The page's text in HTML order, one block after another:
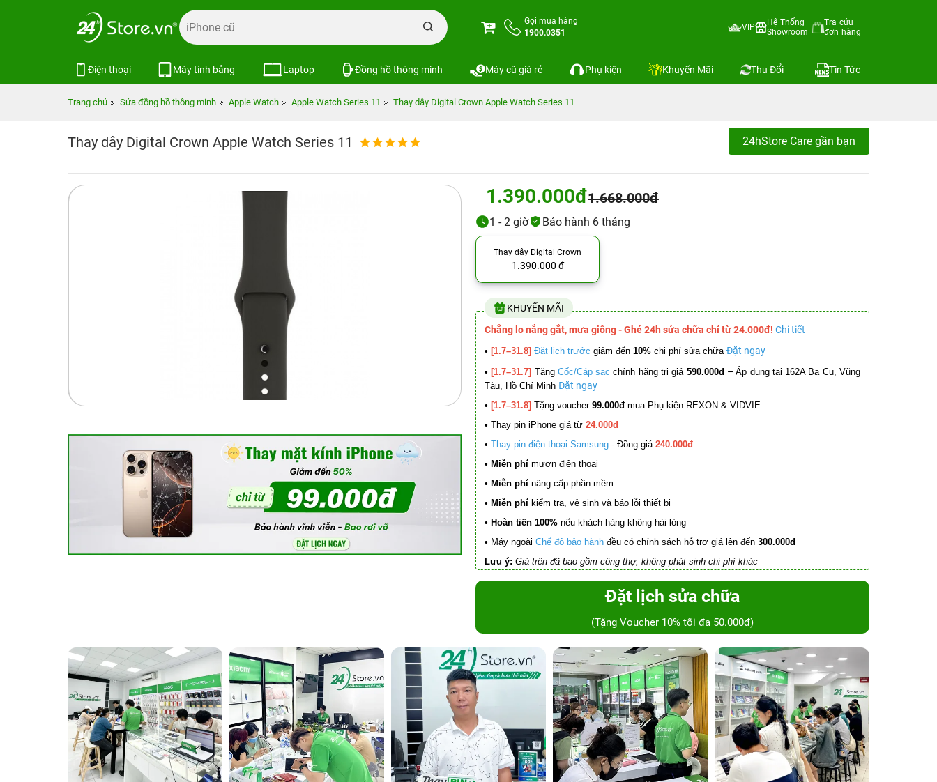
Gọi mua hàng
1900.0351
VIP
Hệ Thống
Showroom
Tra cứu
đơn hàng
Điện thoại Máy tính bảng Laptop Đồng hồ thông minh Máy cũ giá rẻ Phụ kiện Khuyến Mãi Thu Đổi Tin Tức
Trang chủ Sửa đồng hồ thông minh Apple Watch Apple Watch Series 11 Thay dây Digital Crown Apple Watch Series 11
Thay dây Digital Crown Apple Watch Series 11 24hStore Care gần bạn
1.390.000đ1.668.000đ
1 - 2 giờ Bảo hành 6 tháng
Thay dây Digital Crown
1.390.000 đ
KHUYẾN MÃI
Chẳng lo nắng gắt, mưa giông - Ghé 24h sửa chữa chỉ từ 24.000đ! Chi tiết
• [1.7–31.8] Đặt lịch trước giảm đến 10% chi phí sửa chữa Đặt ngay
• [1.7–31.7] Tặng Cốc/Cáp sạc chính hãng trị giá 590.000đ –Áp dụng tại 162A Ba Cu, Vũng
Tàu, Hồ Chí Minh Đặt ngay
• [1.7–31.8] Tặng voucher 99.000đ mua Phụ kiện REXON & VIDVIE
• Thay pin iPhone giá từ 24.000đ
• Thay pin điện thoại Samsung - Đồng giá 240.000đ
• Miễn phí mượn điện thoại
• Miễn phí nâng cấp phần mềm
• Miễn phí kiểm tra, vệ sinh và báo lỗi thiết bị
• Hoàn tiền 100% nếu khách hàng không hài lòng
• Máy ngoài Chế độ bảo hành đều có chính sách hỗ trợ giá lên đến 300.000đ
Lưu ý: Giá trên đã bao gồm công thợ, không phát sinh chi phí khác
Đặt lịch sửa chữa
(Tặng Voucher 10% tối đa 50.000đ)